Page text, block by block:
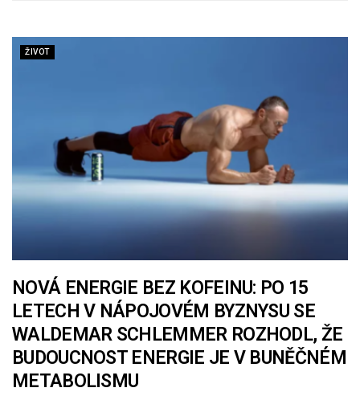
ŽIVOT
NOVÁ ENERGIE BEZ KOFEINU: PO 15
LETECH V NÁPOJOVÉM BYZNYSU SE
WALDEMAR SCHLEMMER ROZHODL, ŽE
BUDOUCNOST ENERGIE JE V BUNĚČNÉM
METABOLISMU